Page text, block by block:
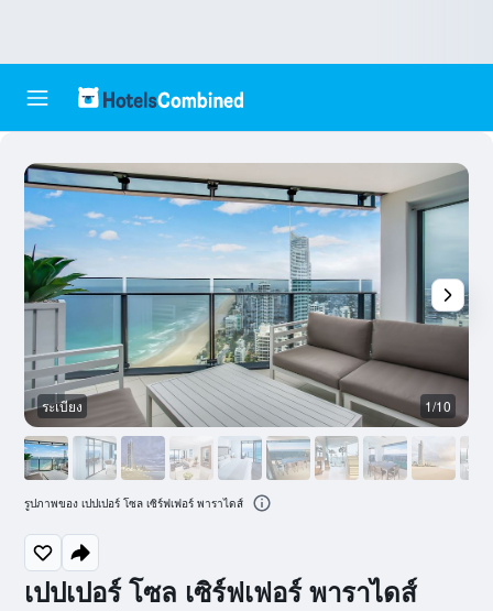
เปปเปอร์ โซล เซิร์ฟเฟอร์ พาราไดส์
ระเบียง 1/10
รูปภาพของ เปปเปอร์ โซล เซิร์ฟเฟอร์ พาราไดส์